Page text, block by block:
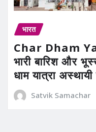
भारत
Char Dham
भारी बारिश और
धाम यात्रा
Satvik Samachar